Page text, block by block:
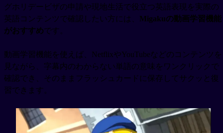
グホリデービザの申請や現地生活で役立つ英語表現を実際の
英語コンテンツで確認したい方には、 Migakuの動画学習機能
がおすすめです。
動画学習機能を使えば、NetflixやYouTubeなどのコンテンツを
見ながら、字幕内のわからない単語の意味をワンクリックで
確認でき、そのままフラッシュカードに保存してサクッと復
習できます。